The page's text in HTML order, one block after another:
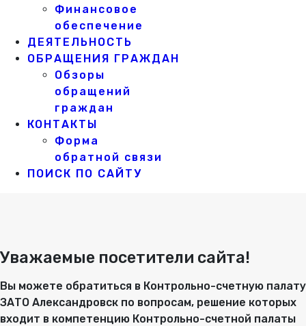
Финансовое
обеспечение
ДЕЯТЕЛЬНОСТЬ
ОБРАЩЕНИЯ ГРАЖДАН
Обзоры
обращений
граждан
КОНТАКТЫ
Форма
обратной связи
ПОИСК ПО САЙТУ
Уважаемые посетители сайта!
Вы можете обратиться в Контрольно-счетную палату
ЗАТО Александровск по вопросам, решение которых
входит в компетенцию Контрольно-счетной палаты